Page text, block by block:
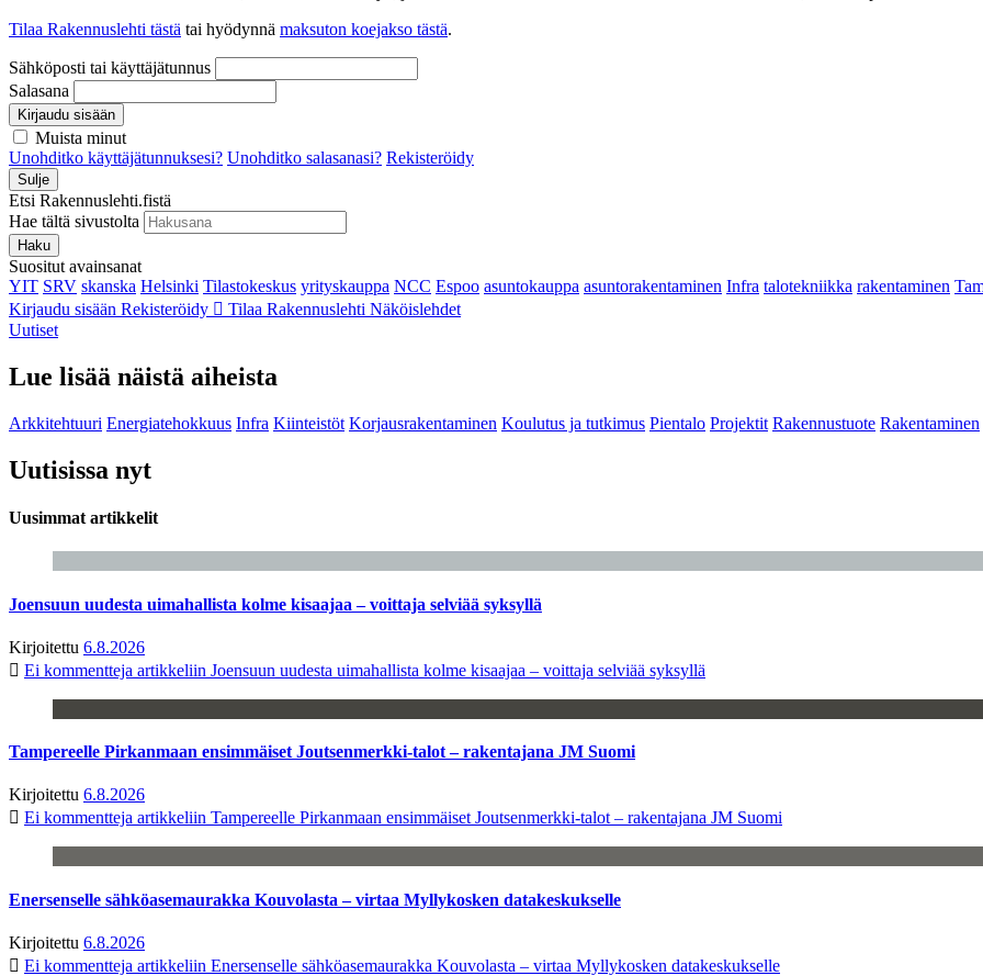
Tilaa Rakennuslehti tästä tai hyödynnä maksuton koejakso tästä.
Sähköposti tai käyttäjätunnus
Salasana
Kirjaudu sisään
Muista minut
Unohditko käyttäjätunnuksesi? Unohditko salasanasi? Rekisteröidy
Sulje
Etsi Rakennuslehti.fistä
Hae tältä sivustolta
Haku
Suositut avainsanat
YIT SRV skanska Helsinki Tilastokeskus yrityskauppa NCC Espoo asuntokauppa asuntorakentaminen Infra talotekniikka rakentaminen
Kirjaudu sisään Rekisteröidy Tilaa Rakennuslehti Näköislehdet
Uutiset
Lue lisää näistä aiheista
Arkkitehtuuri Energiatehokkuus Infra Kiinteistöt Korjausrakentaminen Koulutus ja tutkimus Pientalo Projektit Rakennustuote Rakentaminen
Uutisissa nyt
Uusimmat artikkelit
Joensuun uudesta uimahallista kolme kisaajaa – voittaja selviää syksyllä
Kirjoitettu 6.8.2026
Ei kommentteja artikkeliin Joensuun uudesta uimahallista kolme kisaajaa – voittaja selviää syksyllä
Tampereelle Pirkanmaan ensimmäiset Joutsenmerkki-talot – rakentajana JM Suomi
Kirjoitettu 6.8.2026
Ei kommentteja artikkeliin Tampereelle Pirkanmaan ensimmäiset Joutsenmerkki-talot – rakentajana JM Suomi
Enersenselle sähköasemaurakka Kouvolasta – virtaa Myllykosken datakeskukselle
Kirjoitettu 6.8.2026
Ei kommentteja artikkeliin Enersenselle sähköasemaurakka Kouvolasta – virtaa Myllykosken datakeskukselle